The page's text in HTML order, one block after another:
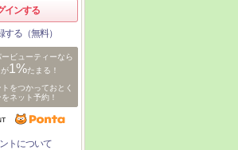
インする
する（無料）
ビューティーなら
1%たまる！
をつかっておとく
ネット予約！
トについて